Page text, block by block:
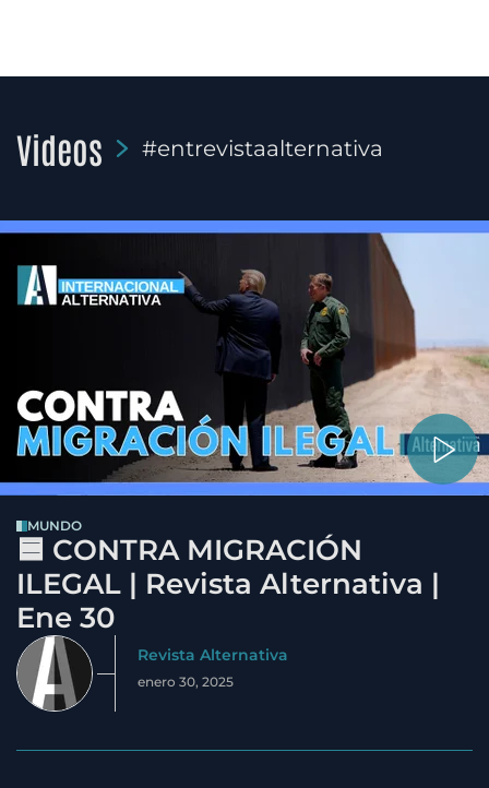
Videos #entrevistaalternativa
MUNDO
🟦 CONTRA MIGRACIÓN
ILEGAL | Revista Alternativa |
Ene 30
Revista Alternativa
enero 30, 2025